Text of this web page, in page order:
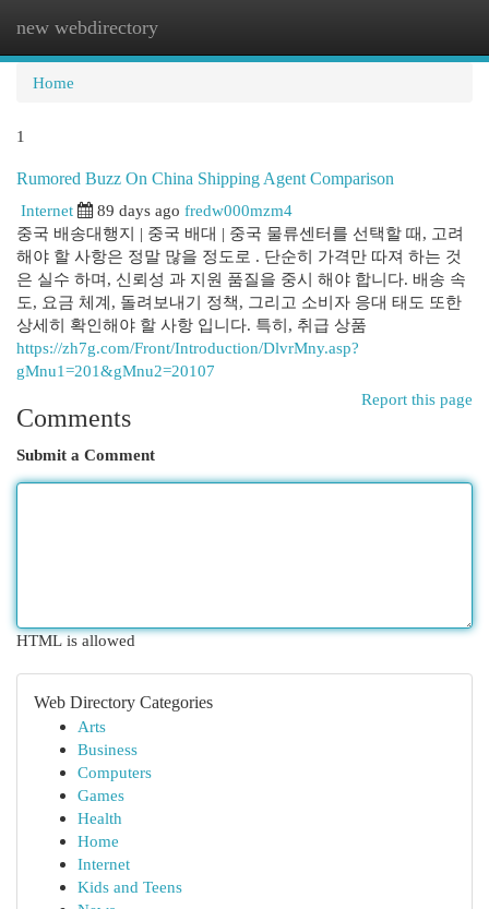
new webdirectory
Home
1
Rumored Buzz On China Shipping Agent Comparison
Internet
89 days ago fredw000mzm4
중국 배송대행지 | 중국 배대 | 중국 물류센터를 선택할 때, 고려
해야 할 사항은 정말 많을 정도로 . 단순히 가격만 따져 하는 것
은 실수 하며, 신뢰성 과 지원 품질을 중시 해야 합니다. 배송 속
도, 요금 체계, 돌려보내기 정책, 그리고 소비자 응대 태도 또한
상세히 확인해야 할 사항 입니다. 특히, 취급 상품
https://zh7g.com/Front/Introduction/DlvrMny.asp?
gMnu1=201&gMnu2=20107
Report this page
Comments
Submit a Comment
HTML is allowed
Web Directory Categories
Arts
Business
Computers
Games
Health
Home
Internet
Kids and Teens